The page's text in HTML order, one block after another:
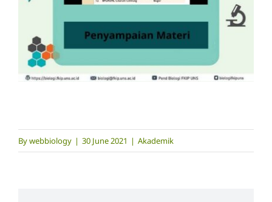
Bywebbiology | 30 June 2021 | Akademik